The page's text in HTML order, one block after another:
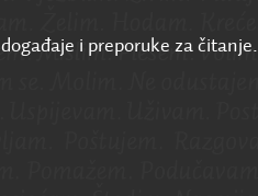
i preporuke za čitanje.